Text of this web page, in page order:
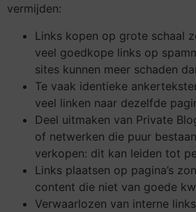
vermijden:
Links kopen op grote schaal
veel goedkope links op
sites kunnen meer schaden
Te vaak identieke
veel linken naar dezelfde
Deel uitmaken van Private
of netwerken die puur
verkopen: dit kan leiden tot
Links plaatsen op pagina’s
content die niet van goede
Verwaarlozen van interne